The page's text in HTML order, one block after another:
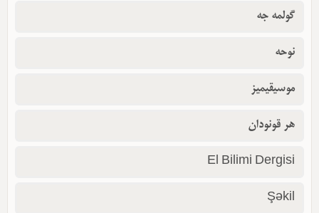
گولمه جه
نوحه
موسیقیمیز
هر قونودان
El Bilimi Dergisi
Şəkil